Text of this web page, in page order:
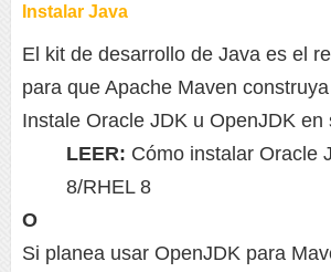
Instalar Java
El kit de desarrollo de Java es el
para que Apache Maven
Instale Oracle JDK u OpenJDK en
LEER: Cómo instalar Oracle
8/RHEL 8
O
Si planea usar OpenJDK para